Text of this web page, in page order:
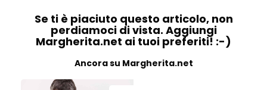
Se ti è piaciuto questo articolo, non
perdiamoci di vista. Aggiungi
Margherita.net ai tuoi preferiti! :-)
Ancora su Margherita.net